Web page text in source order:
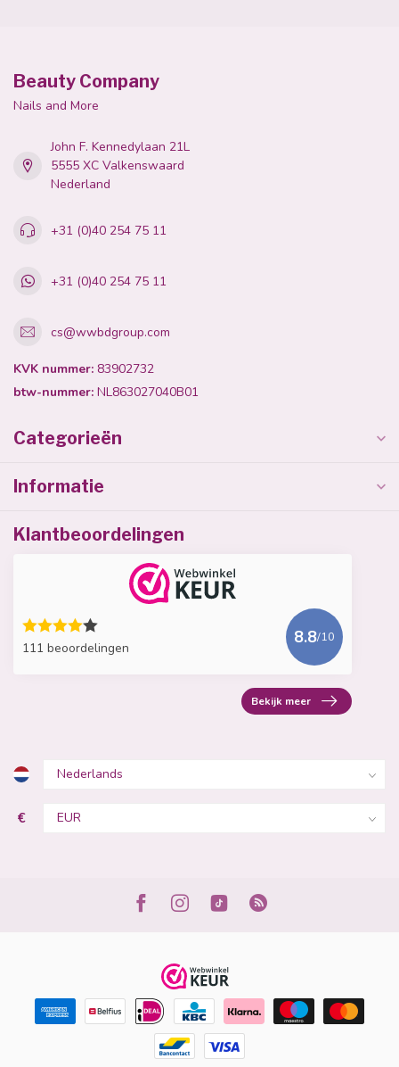
Beauty Company
Nails and More
John F. Kennedylaan 21L
5555 XC Valkenswaard
Nederland
+31 (0)40 254 75 11
+31 (0)40 254 75 11
cs@wwbdgroup.com
KVK nummer: 83902732
btw-nummer: NL863027040B01
Categorieën
Informatie
Klantbeoordelingen
111 beoordelingen
8.8/10
Bekijk meer
€